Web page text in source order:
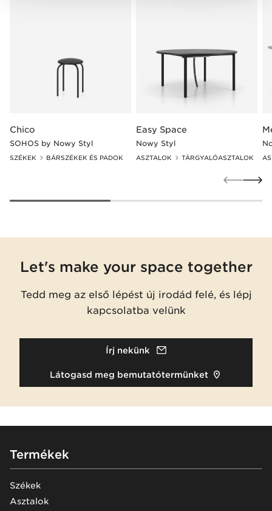
Chico
SOHOS by Nowy Styl
SZÉKEK BÁRSZÉKEK ÉS PADOK
Easy Space
Nowy Styl
ASZTALOK TÁRGYALÓASZTALOK
Let's make your space together
Tedd meg az első lépést új irodád felé, és lépj
kapcsolatba velünk
Írj nekünk
Látogasd meg bemutatótermünket
Footer
Termékek
Székek
Asztalok